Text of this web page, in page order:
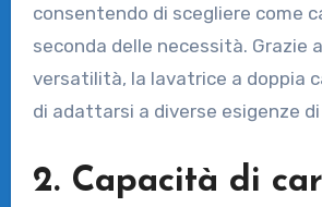
consentendo di scegliere come
seconda delle necessità. Grazie
versatilità, la lavatrice a doppia
di adattarsi a diverse esigenze
2. Capacità di